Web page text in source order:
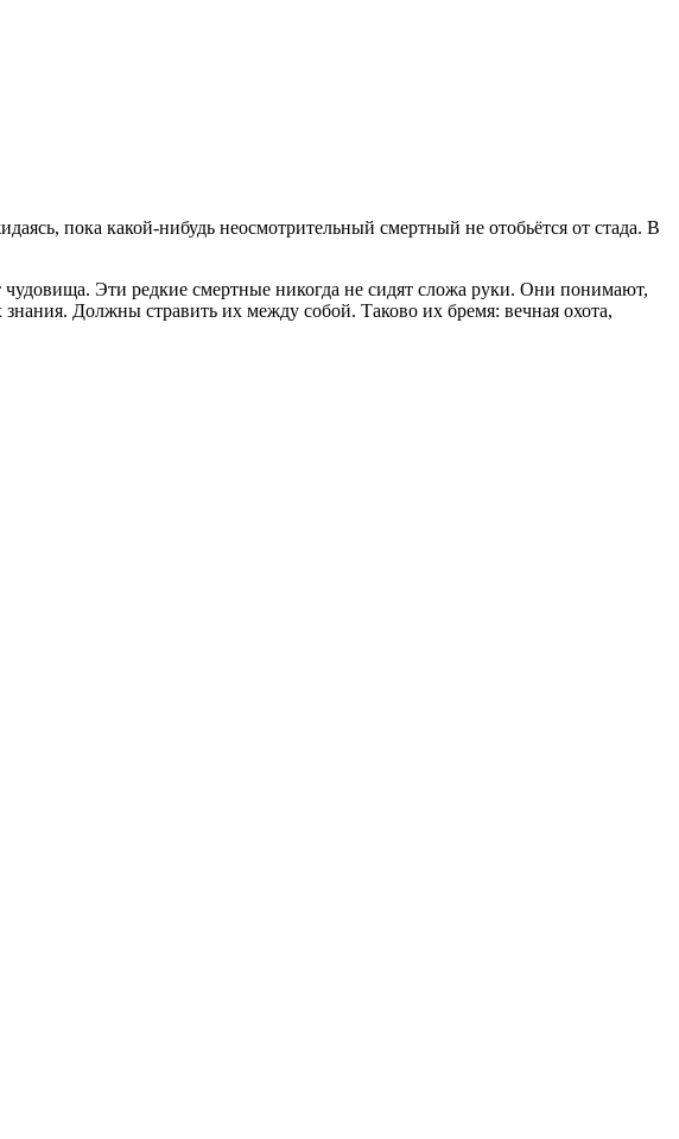
пока какой-нибудь неосмотрительный смертный не отобьётся от стада. В
Эти редкие смертные никогда не сидят сложа руки. Они понимают,
Должны стравить их между собой. Таково их бремя: вечная охота,